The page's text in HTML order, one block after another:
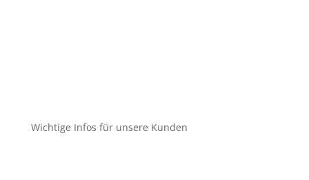
Wichtige Infos für unsere Kunden